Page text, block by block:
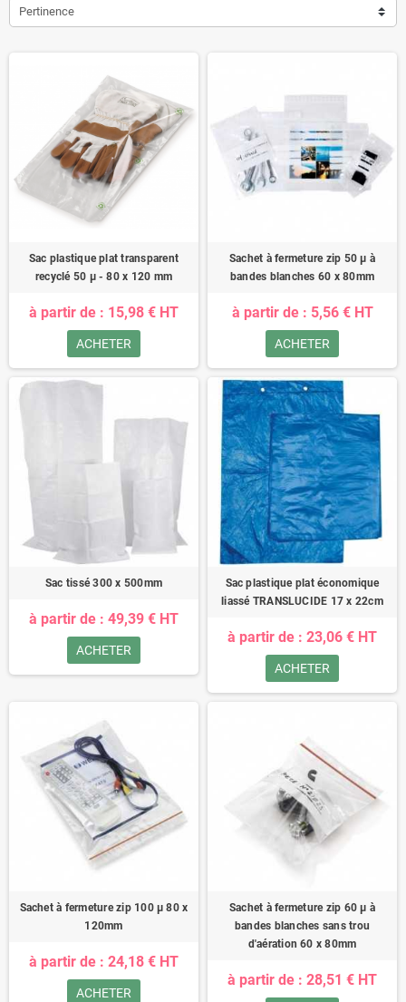
Pertinence
Sac plastique plat transparent
recyclé 50 µ - 80 x 120 mm
à partir de : 15,98 € HT
ACHETER
Sachet à fermeture zip 50 µ à
bandes blanches 60 x 80mm
à partir de : 5,56 € HT
ACHETER
Sac tissé 300 x 500mm
à partir de : 49,39 € HT
ACHETER
Sac plastique plat économique
liassé TRANSLUCIDE 17 x 22cm
à partir de : 23,06 € HT
ACHETER
Sachet à fermeture zip 100 µ 80 x
120mm
à partir de : 24,18 € HT
ACHETER
Sachet à fermeture zip 60 µ à
bandes blanches sans trou
d'aération 60 x 80mm
à partir de : 28,51 € HT